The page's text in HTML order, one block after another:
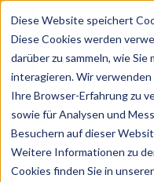
Diese Website speichert
Diese Cookies werden
darüber zu sammeln, wie
interagieren. Wir
Ihre Browser-Erfahrung zu
sowie für Analysen und
Besuchern auf dieser
Weitere Informationen zu
Cookies finden Sie in
Features
Solutions
BlogChartsRabatt